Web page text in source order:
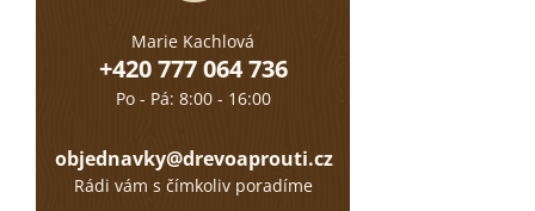
Marie Kachlová
+420 777 064 736
Po - Pá: 8:00 - 16:00
objednavky@drevoaprouti.cz
Rádi vám s čímkoliv poradíme